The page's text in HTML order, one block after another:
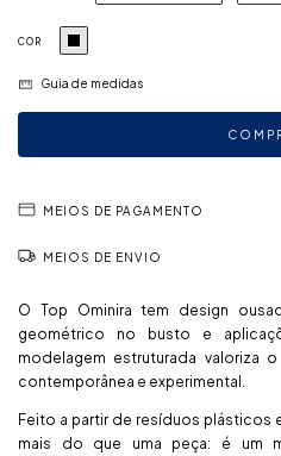
COR
Guia de medidas
MEIOS DE PAGAMENTO
MEIOS DE ENVIO
O Top Ominira tem design
geométrico no busto e
modelagem estruturada valoriza
contemporânea e experimental.
Feito a partir de resíduos
mais do que uma peça: é um